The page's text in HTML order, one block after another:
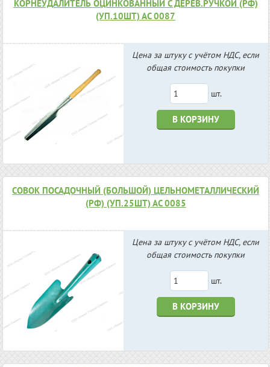
КОРНЕУДАЛИТЕЛЬ ОЦИНКОВАННЫЙ С ДЕРЕВ.РУЧКОЙ (РФ)
(УП.10ШТ) АС 0087
Цена за штуку с учётом НДС, если
общая стоимость покупки
шт.
В КОРЗИНУ
СОВОК ПОСАДОЧНЫЙ (БОЛЬШОЙ) ЦЕЛЬНОМЕТАЛЛИЧЕСКИЙ
(РФ) (УП.25ШТ) АС 0085
Цена за штуку с учётом НДС, если
общая стоимость покупки
шт.
В КОРЗИНУ